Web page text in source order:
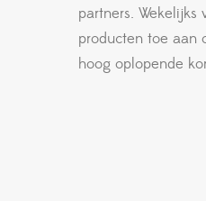
partners.
producten toe aan
hoog oplopende